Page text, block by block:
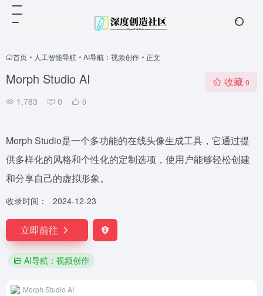
首页 • 人工智能导航 • AI导航：视频创作 • 正文
Morph Studio AI
1,783 0 0
收藏 0
Morph Studio是一个多功能的在线头像生成工具，它通过提
供多样化的风格和个性化的定制选项，使用户能够轻松创建
和分享自己的虚拟形象。
收录时间： 2024-12-23
立即前往
AI导航：视频创作
Morph Studio AI